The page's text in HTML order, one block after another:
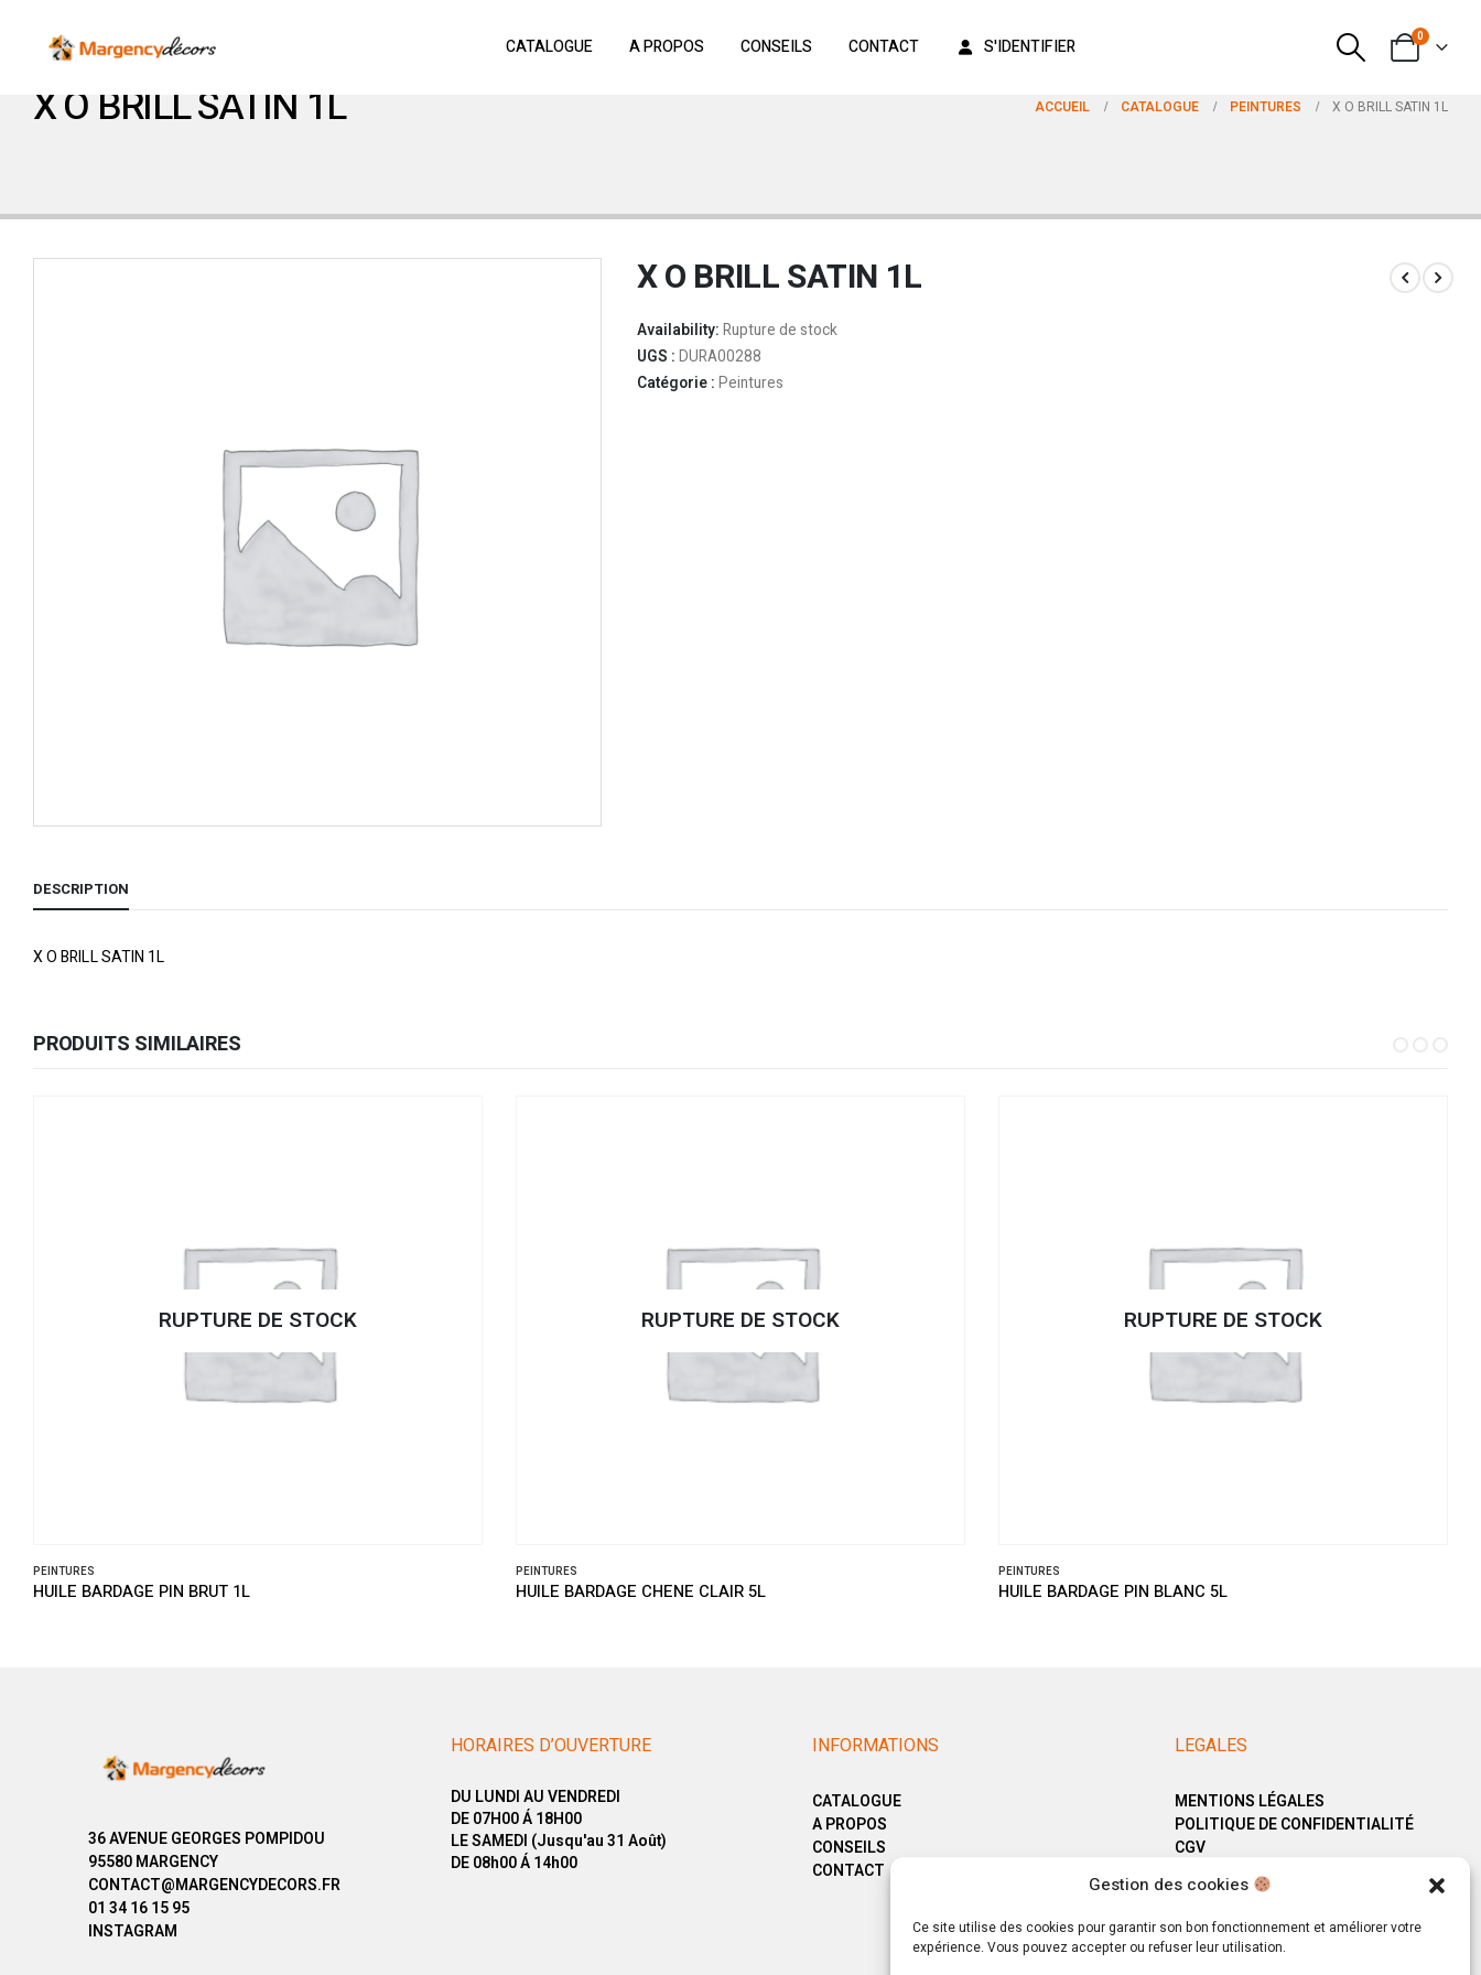
Gestion des cookies
Ce site utilise des cookies pour garantir son bon fonctionnement et améliorer votre
expérience. Vous pouvez accepter ou refuser leur utilisation.
CATALOGUE A PROPOS CONSEILS CONTACT S'IDENTIFIER 0
X O BRILL SATIN 1L ACCUEIL CATALOGUE PEINTURES X O BRILL SATIN 1L
X O BRILL SATIN 1L
Availability: Rupture de stock
UGS : DURA00288
Catégorie : Peintures
DESCRIPTION
X O BRILL SATIN 1L
PRODUITS SIMILAIRES
RUPTURE DE STOCK
PEINTURES
HUILE BARDAGE PIN BRUT 1L
RUPTURE DE STOCK
PEINTURES
HUILE BARDAGE CHENE CLAIR 5L
RUPTURE DE STOCK
PEINTURES
HUILE BARDAGE PIN BLANC 5L
36 AVENUE GEORGES POMPIDOU
95580 MARGENCY
CONTACT@MARGENCYDECORS.FR
01 34 16 15 95
INSTAGRAM
HORAIRES D’OUVERTURE
DU LUNDI AU VENDREDI
DE 07H00 Á 18H00
LE SAMEDI (Jusqu'au 31 Août)
DE 08h00 Á 14h00
INFORMATIONS
CATALOGUE
A PROPOS
CONSEILS
CONTACT
LEGALES
MENTIONS LÉGALES
POLITIQUE DE CONFIDENTIALITÉ
CGV